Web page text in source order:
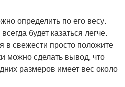
определить по его весу.
будет казаться легче.
в свежести просто положите
можно сделать вывод, что
размеров имеет вес около